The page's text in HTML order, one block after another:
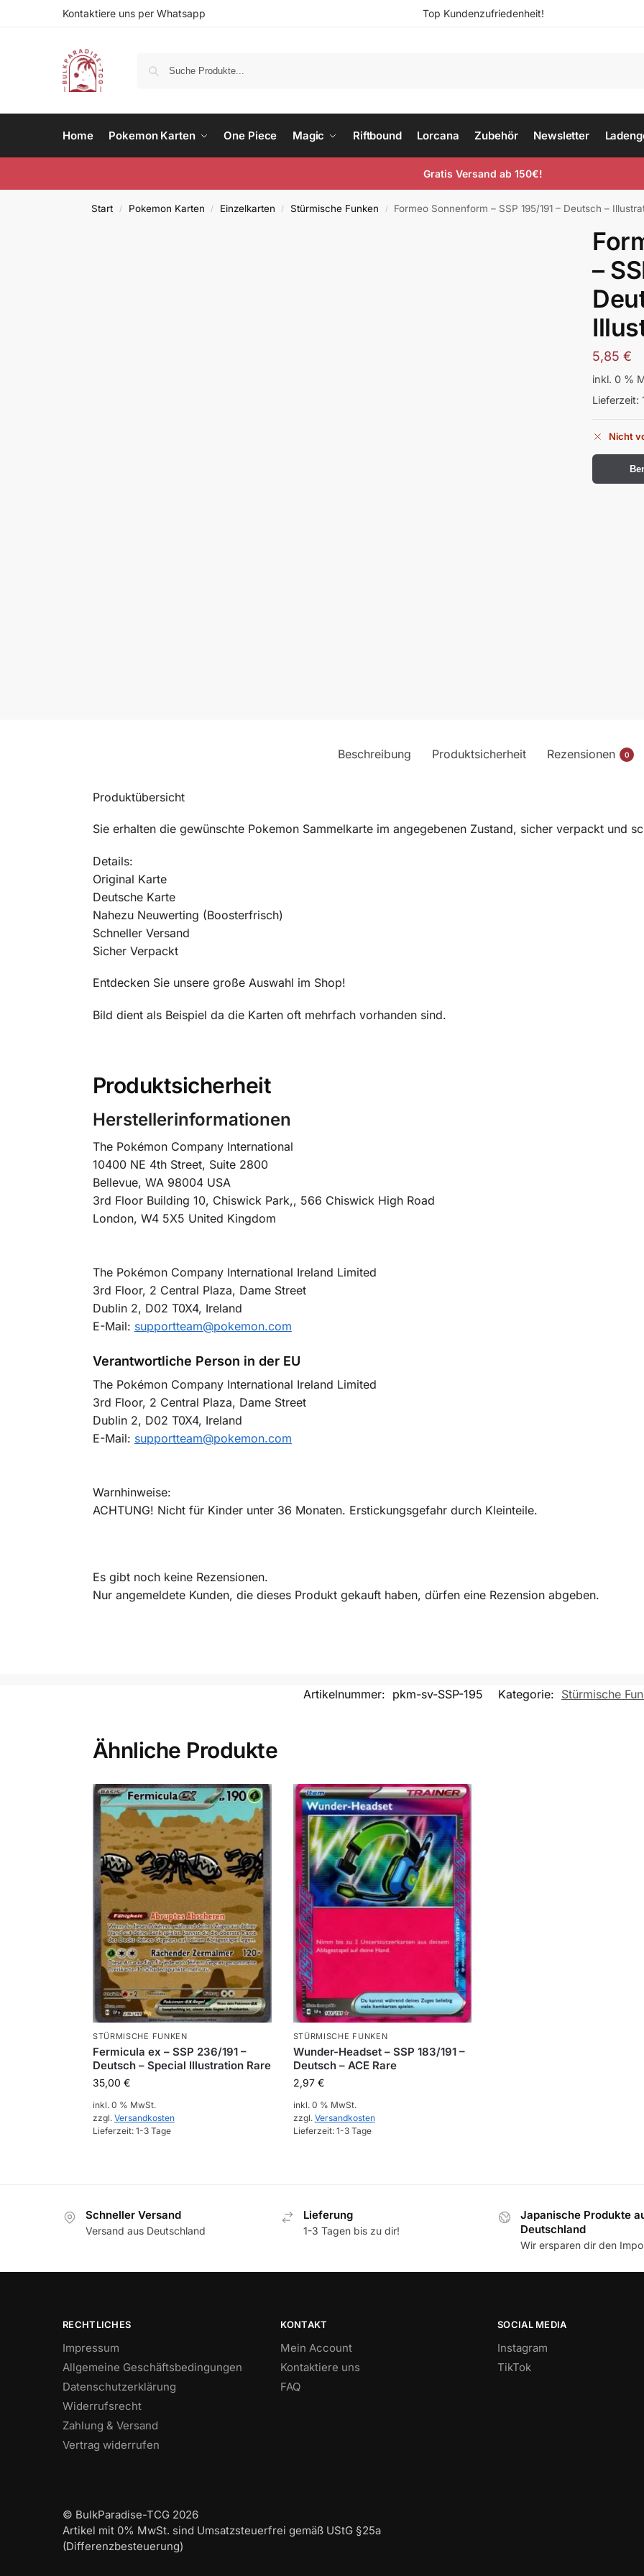
Kontaktiere uns per Whatsapp Top Kundenzufriedenheit!
Home Pokemon Karten One Piece Magic Riftbound Lorcana Zubehör Newsletter
Gratis Versand ab 150€!
Start / Pokemon Karten / Einzelkarten / Stürmische Funken / Formeo Sonnenform – SSP 195/191 – Deutsch –
–
5,85€
inkl. 0 %
Lieferzeit:
Nicht
Beschreibung Produktsicherheit Rezensionen 0
Produktübersicht
Sie erhalten die gewünschte Pokemon Sammelkarte im angegebenen Zustand, sicher verpackt und
Details:
Original Karte
Deutsche Karte
Nahezu Neuwerting (Boosterfrisch)
Schneller Versand
Sicher Verpackt
Entdecken Sie unsere große Auswahl im Shop!
Bild dient als Beispiel da die Karten oft mehrfach vorhanden sind.
Produktsicherheit
Herstellerinformationen
The Pokémon Company International
10400 NE 4th Street, Suite 2800
Bellevue, WA 98004 USA
3rd Floor Building 10, Chiswick Park,, 566 Chiswick High Road
London, W4 5X5 United Kingdom
The Pokémon Company International Ireland Limited
3rd Floor, 2 Central Plaza, Dame Street
Dublin 2, D02 T0X4, Ireland
E-Mail: supportteam@pokemon.com
Verantwortliche Person in der EU
The Pokémon Company International Ireland Limited
3rd Floor, 2 Central Plaza, Dame Street
Dublin 2, D02 T0X4, Ireland
E-Mail: supportteam@pokemon.com
Warnhinweise:
ACHTUNG! Nicht für Kinder unter 36 Monaten. Erstickungsgefahr durch Kleinteile.
Es gibt noch keine Rezensionen.
Nur angemeldete Kunden, die dieses Produkt gekauft haben, dürfen eine Rezension abgeben.
Artikelnummer: pkm-sv-SSP-195 Kategorie: Stürmische
Ähnliche Produkte
STÜRMISCHE FUNKEN
Fermicula ex – SSP 236/191 –
Deutsch – Special Illustration Rare
35,00 €
inkl. 0 % MwSt.
zzgl. Versandkosten
Lieferzeit: 1-3 Tage
STÜRMISCHE FUNKEN
Wunder-Headset – SSP 183/191 –
Deutsch – ACE Rare
2,97 €
inkl. 0 % MwSt.
zzgl. Versandkosten
Lieferzeit: 1-3 Tage
Schneller Versand
Versand aus Deutschland
Lieferung
1-3 Tagen bis zu dir!
Japanische Produkte
Deutschland
Wir ersparen dir den
RECHTLICHES
Impressum
Allgemeine Geschäftsbedingungen
Datenschutzerklärung
Widerrufsrecht
Zahlung & Versand
Vertrag widerrufen
KONTAKT
Mein Account
Kontaktiere uns
FAQ
SOCIAL MEDIA
Instagram
TikTok
© BulkParadise-TCG 2026
Artikel mit 0% MwSt. sind Umsatzsteuerfrei gemäß UStG §25a
(Differenzbesteuerung)